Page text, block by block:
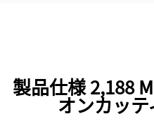
製品仕様 2,188
オンカッ